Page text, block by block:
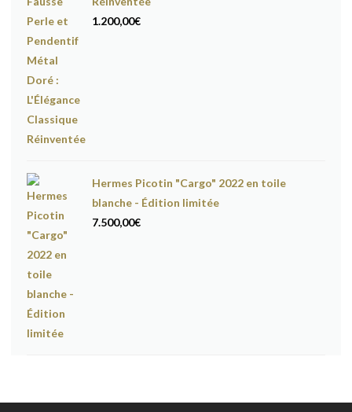
1.200,00€
Hermes Picotin "Cargo" 2022 en toile
blanche - Édition limitée
7.500,00€